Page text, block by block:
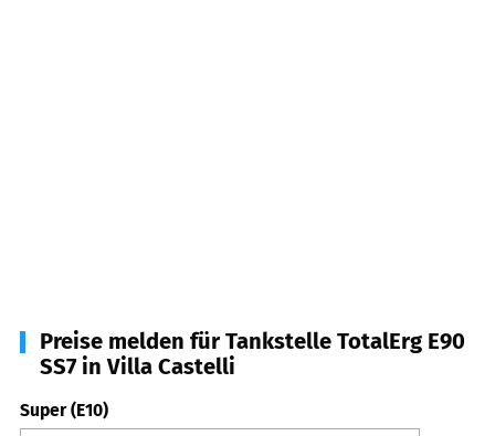
Preise melden für Tankstelle TotalErg E90
SS7 in Villa Castelli
Super (E10)